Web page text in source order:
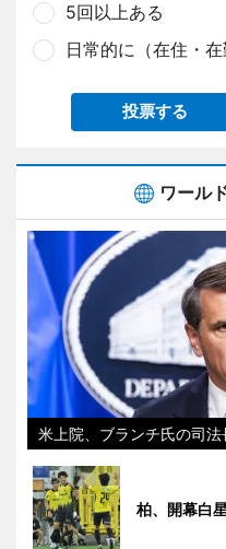
5回以上ある
日常的に（在住・在
投票する
ワール
米上院、ブランチ氏の司
柏、開幕白